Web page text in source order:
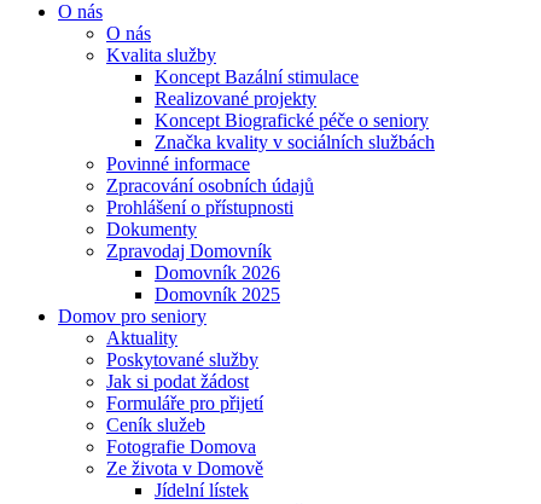
O nás
O nás
Kvalita služby
Koncept Bazální stimulace
Realizované projekty
Koncept Biografické péče o seniory
Značka kvality v sociálních službách
Povinné informace
Zpracování osobních údajů
Prohlášení o přístupnosti
Dokumenty
Zpravodaj Domovník
Domovník 2026
Domovník 2025
Domov pro seniory
Aktuality
Poskytované služby
Jak si podat žádost
Formuláře pro přijetí
Ceník služeb
Fotografie Domova
Ze života v Domově
Jídelní lístek